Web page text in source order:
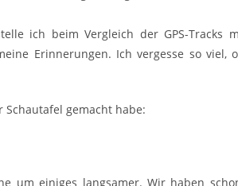
ich beim Vergleich der GPS-
Erinnerungen. Ich vergesse so
Schautafel gemacht habe:
um einiges langsamer. Wir haben